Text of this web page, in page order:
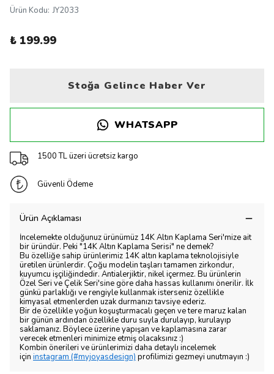
Ürün Kodu: JY2033
₺ 199.99
Stoğa Gelince Haber Ver
WHATSAPP
1500 TL üzeri ücretsiz kargo
Güvenli Ödeme
Ürün Açıklaması
İncelemekte olduğunuz ürünümüz 14K Altın Kaplama Seri'mize ait
bir üründür. Peki "14K Altın Kaplama Serisi" ne demek?
Bu özelliğe sahip ürünlerimiz 14K altın kaplama teknolojisiyle
üretilen ürünlerdir. Çoğu modelin taşları tamamen zirkondur,
kuyumcu işçiliğindedir. Antialerjiktir, nikel içermez. Bu ürünlerin
Özel Seri ve Çelik Seri'sine göre daha hassas kullanımı önerilir. İlk
günkü parlaklığı ve rengiyle kullanmak isterseniz özellikle
kimyasal etmenlerden uzak durmanızı tavsiye ederiz.
Bir de özellikle yoğun koşuşturmacalı geçen ve tere maruz kalan
bir günün ardından özellikle duru suyla durulayıp, kurulayıp
saklamanız. Böylece üzerine yapışan ve kaplamasına zarar
verecek etmenleri minimize etmiş olacaksınız :)
Kombin önerileri ve ürünlerimizi daha detaylı incelemek
için instagram (#myjoyasdesign) profilimizi gezmeyi unutmayın :)